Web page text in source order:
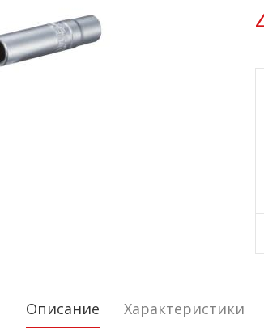
Описание Характеристики